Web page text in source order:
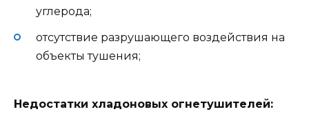
углерода;
отсутствие разрушающего воздействия на
объекты тушения;
Недостатки хладоновых огнетушителей: